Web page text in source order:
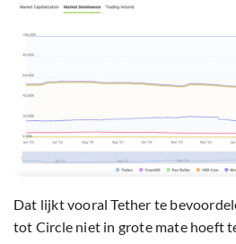
Dat lijkt vooral Tether te
tot Circle niet in grote mate hoeft